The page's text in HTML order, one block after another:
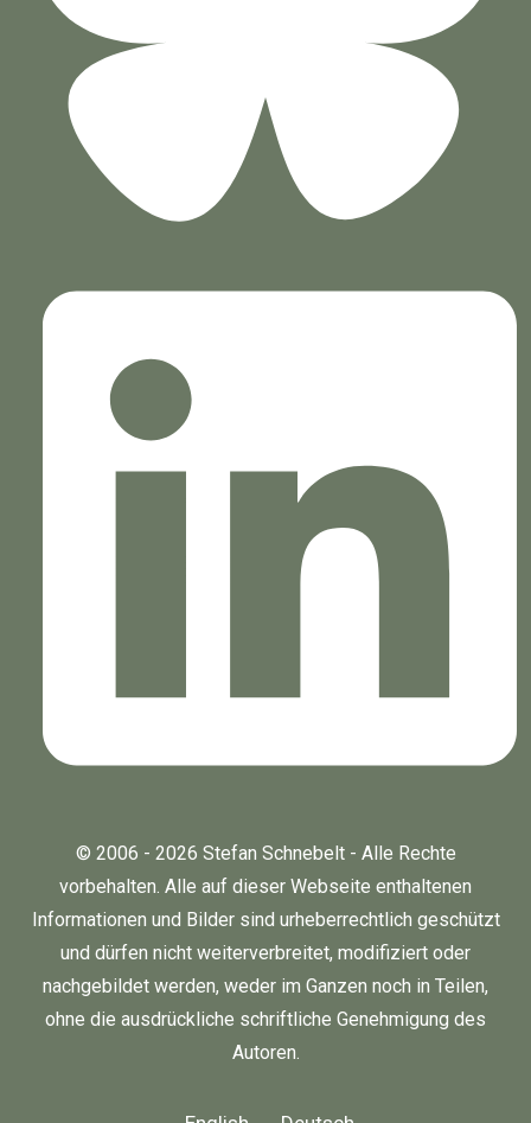
© 2006 - 2026 Stefan Schnebelt - Alle Rechte
vorbehalten. Alle auf dieser Webseite enthaltenen
Informationen und Bilder sind urheberrechtlich geschützt
und dürfen nicht weiterverbreitet, modifiziert oder
nachgebildet werden, weder im Ganzen noch in Teilen,
ohne die ausdrückliche schriftliche Genehmigung des
Autoren.